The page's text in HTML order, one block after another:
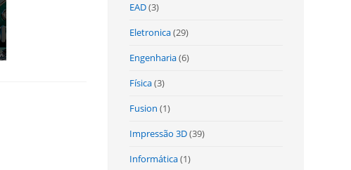
EAD(3)
Eletronica(29)
Engenharia(6)
Física(3)
Fusion (1)
Impressão 3D(39)
Informática(1)